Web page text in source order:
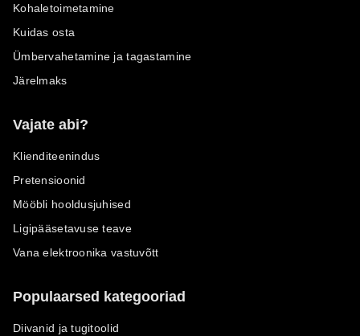
Kohaletoimetamine
Kuidas osta
Ümbervahetamine ja tagastamine
Järelmaks
Vajate abi?
Klienditeenindus
Pretensioonid
Mööbli hooldusjuhised
Ligipääsetavuse teave
Vana elektroonika vastuvõtt
Populaarsed kategooriad
Diivanid ja tugitoolid